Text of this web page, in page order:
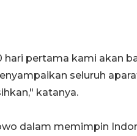
hari pertama kami akan
seluruh
katanya.
dalam memimpin